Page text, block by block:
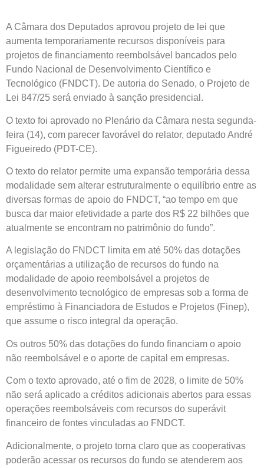
A Câmara dos Deputados aprovou projeto de lei que
aumenta temporariamente recursos disponíveis para
projetos de financiamento reembolsável bancados pelo
Fundo Nacional de Desenvolvimento Científico e
Tecnológico (FNDCT). De autoria do Senado, o Projeto de
Lei 847/25 será enviado à sanção presidencial.
O texto foi aprovado no Plenário da Câmara nesta segunda-
feira (14), com parecer favorável do relator, deputado André
Figueiredo (PDT-CE).
O texto do relator permite uma expansão temporária dessa
modalidade sem alterar estruturalmente o equilíbrio entre as
diversas formas de apoio do FNDCT, “ao tempo em que
busca dar maior efetividade a parte dos R$ 22 bilhões que
atualmente se encontram no patrimônio do fundo”.
A legislação do FNDCT limita em até 50% das dotações
orçamentárias a utilização de recursos do fundo na
modalidade de apoio reembolsável a projetos de
desenvolvimento tecnológico de empresas sob a forma de
empréstimo à Financiadora de Estudos e Projetos (Finep),
que assume o risco integral da operação.
Os outros 50% das dotações do fundo financiam o apoio
não reembolsável e o aporte de capital em empresas.
Com o texto aprovado, até o fim de 2028, o limite de 50%
não será aplicado a créditos adicionais abertos para essas
operações reembolsáveis com recursos do superávit
financeiro de fontes vinculadas ao FNDCT.
Adicionalmente, o projeto torna claro que as cooperativas
poderão acessar os recursos do fundo se atenderem aos